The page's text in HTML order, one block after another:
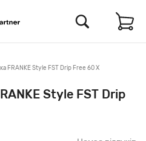
FRANKE Style FST Drip Free 60 X
Style FST Drip